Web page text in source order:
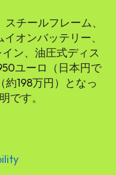
チールフレーム、
オンバッテリー、
ン、油圧式ディス
ユーロ（日本円で
約198万円）となっ
です。